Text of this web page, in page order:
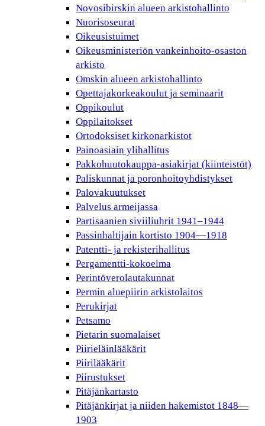
Novosibirskin alueen arkistohallinto
Nuorisoseurat
Oikeusistuimet
Oikeusministeriön vankeinhoito-osaston
arkisto
Omskin alueen arkistohallinto
Opettajakorkeakoulut ja seminaarit
Oppikoulut
Oppilaitokset
Ortodoksiset kirkonarkistot
Painoasiain ylihallitus
Pakkohuutokauppa-asiakirjat (kiinteistöt)
Paliskunnat ja poronhoitoyhdistykset
Palovakuutukset
Palvelus armeijassa
Partisaanien siviiliuhrit 1941–1944
Passinhaltijain kortisto 1904—1918
Patentti- ja rekisterihallitus
Pergamentti-kokoelma
Perintöverolautakunnat
Permin aluepiirin arkistolaitos
Perukirjat
Petsamo
Pietarin suomalaiset
Piirieläinlääkärit
Piirilääkärit
Piirustukset
Pitäjänkartasto
Pitäjänkirjat ja niiden hakemistot 1848—
1903